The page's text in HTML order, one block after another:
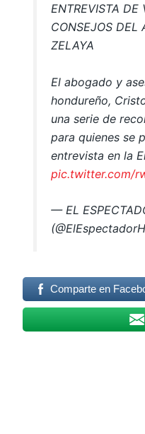
ENTREVISTA DE
CONSEJOS DEL
ZELAYA
El abogado y
hondureño,
una serie de
para quienes se
entrevista en la
pic.twitter.com/
— EL
Comparte en